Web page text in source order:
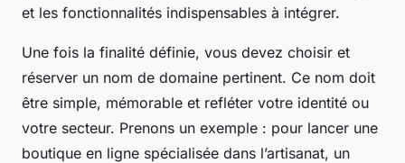
et les fonctionnalités indispensables à intégrer.
Une fois la finalité définie, vous devez choisir et
réserver un nom de domaine pertinent. Ce nom doit
être simple, mémorable et refléter votre identité ou
votre secteur. Prenons un exemple : pour lancer une
boutique en ligne spécialisée dans l’artisanat, un